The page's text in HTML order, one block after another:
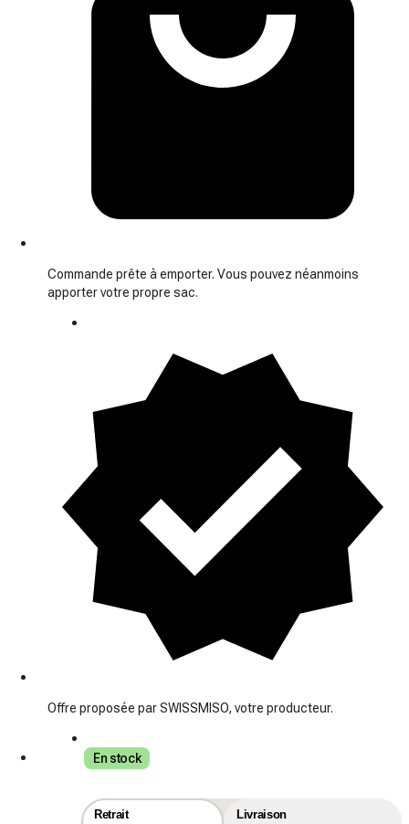
Commande prête à emporter. Vous pouvez néanmoins
apporter votre propre sac.
Offre proposée par SWISSMISO, votre producteur.
En stock
Retrait Livraison